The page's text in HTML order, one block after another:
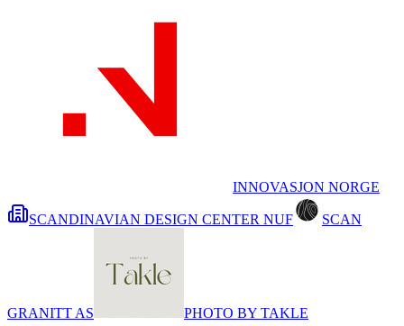
INNOVASJON NORGE
SCANDINAVIAN DESIGN CENTER NUF SCAN
GRANITT AS PHOTO BY TAKLE